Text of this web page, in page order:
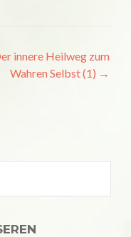
innere Heilweg zum
Wahren Selbst (1) →